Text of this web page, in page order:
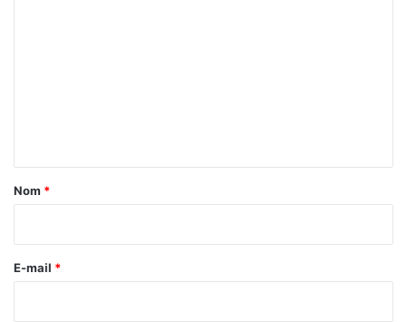
a
e
Nom *
E-mail *